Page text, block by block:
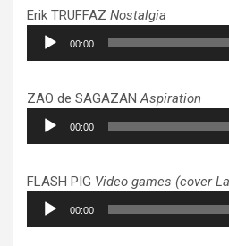
Erik TRUFFAZ Nostalgia
Lecteur
audio
00:00
ZAO de SAGAZANAspiration
Lecteur
audio
00:00
FLASH PIG Video games (cover
Lecteur
audio
00:00